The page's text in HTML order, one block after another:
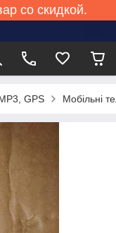
со скидкой.
GPS Мобільні